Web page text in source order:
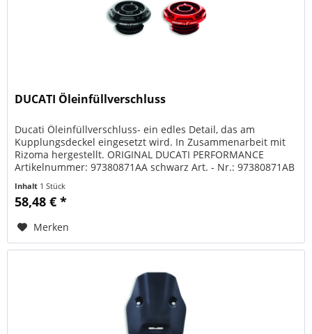
DUCATI Öleinfüllverschluss
Ducati Öleinfüllverschluss- ein edles Detail, das am
Kupplungsdeckel eingesetzt wird. In Zusammenarbeit mit
Rizoma hergestellt. ORIGINAL DUCATI PERFORMANCE
Artikelnummer: 97380871AA schwarz Art. - Nr.: 97380871AB
Inhalt 1 Stück
58,48 € *
Merken